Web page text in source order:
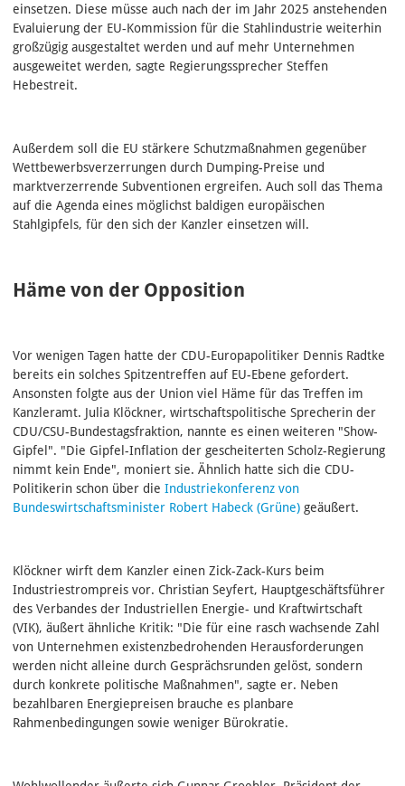
einsetzen. Diese müsse auch nach der im Jahr 2025 anstehenden
Evaluierung der EU-Kommission für die Stahlindustrie weiterhin
großzügig ausgestaltet werden und auf mehr Unternehmen
ausgeweitet werden, sagte Regierungssprecher Steffen
Hebestreit.
Außerdem soll die EU stärkere Schutzmaßnahmen gegenüber
Wettbewerbsverzerrungen durch Dumping-Preise und
marktverzerrende Subventionen ergreifen. Auch soll das Thema
auf die Agenda eines möglichst baldigen europäischen
Stahlgipfels, für den sich der Kanzler einsetzen will.
Häme von der Opposition
Vor wenigen Tagen hatte der CDU-Europapolitiker Dennis Radtke
bereits ein solches Spitzentreffen auf EU-Ebene gefordert.
Ansonsten folgte aus der Union viel Häme für das Treffen im
Kanzleramt. Julia Klöckner, wirtschaftspolitische Sprecherin der
CDU/CSU-Bundestagsfraktion, nannte es einen weiteren "Show-
Gipfel". "Die Gipfel-Inflation der gescheiterten Scholz-Regierung
nimmt kein Ende", moniert sie. Ähnlich hatte sich die CDU-
Politikerin schon über die Industriekonferenz von
Bundeswirtschaftsminister Robert Habeck (Grüne) geäußert.
Klöckner wirft dem Kanzler einen Zick-Zack-Kurs beim
Industriestrompreis vor. Christian Seyfert, Hauptgeschäftsführer
des Verbandes der Industriellen Energie- und Kraftwirtschaft
(VIK), äußert ähnliche Kritik: "Die für eine rasch wachsende Zahl
von Unternehmen existenzbedrohenden Herausforderungen
werden nicht alleine durch Gesprächsrunden gelöst, sondern
durch konkrete politische Maßnahmen", sagte er. Neben
bezahlbaren Energiepreisen brauche es planbare
Rahmenbedingungen sowie weniger Bürokratie.